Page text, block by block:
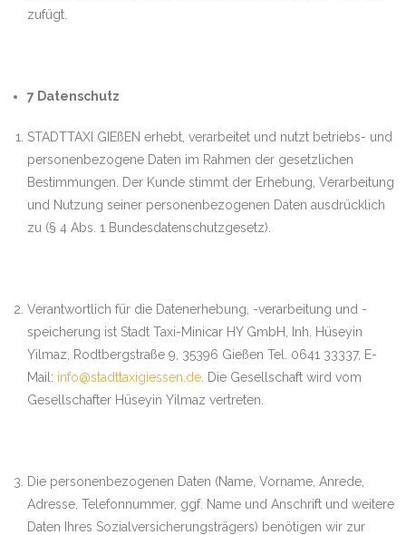
zufügt.
7 Datenschutz
STADTTAXI GIEßEN erhebt, verarbeitet und nutzt betriebs- und
personenbezogene Daten im Rahmen der gesetzlichen
Bestimmungen. Der Kunde stimmt der Erhebung, Verarbeitung
und Nutzung seiner personenbezogenen Daten ausdrücklich
zu (§ 4 Abs. 1 Bundesdatenschutzgesetz).
Verantwortlich für die Datenerhebung, -verarbeitung und -
speicherung ist Stadt Taxi-Minicar HY GmbH, Inh. Hüseyin
Yilmaz, Rodtbergstraße 9, 35396 Gießen Tel. 0641 33337, E-
Mail: info@stadttaxigiessen.de . Die Gesellschaft wird vom
Gesellschafter Hüseyin Yilmaz vertreten.
Die personenbezogenen Daten (Name, Vorname, Anrede,
Adresse, Telefonnummer, ggf. Name und Anschrift und weitere
Daten Ihres Sozialversicherungsträgers) benötigen wir zur